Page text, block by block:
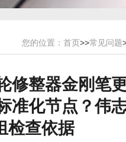
您的位置： 首页>>常见问题
修整器金刚笔
准化节点？伟
检查依据